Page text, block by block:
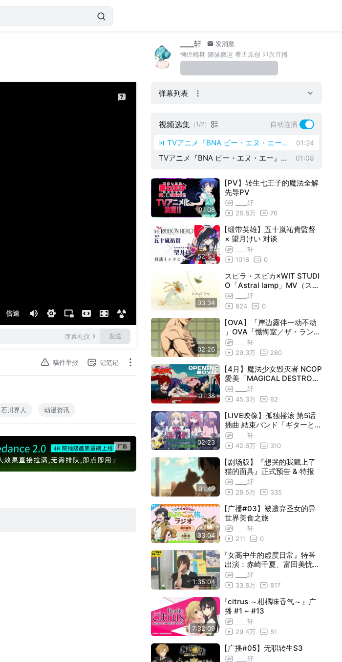
倍速
弹幕礼仪 发送
稿件举报 记笔记
石川界人 动漫资讯
____轩
发消息
懒癌晚期 随缘搬运 看天原创 即兴直播
弹幕列表
视频选集 （1/2） 自动连播
TVアニメ『BNA ビー・エヌ・エー』
第2弾PV
01:24
TVアニメ『BNA ビー・エヌ・エー』第
01:08
01:08
【PV】转生七王子的魔法全解
先导PV
____轩
26.8万
76
52:53
【缎带英雄】五十嵐祐貴監督
× 望月けい 对谈
____轩
1018
0
03:34
スピラ・スピカ×WIT STUDI
O「Astral lamp」MV（スピ
ラ・スピカ 8th Anniversary
Song）
____轩
824
0
02:26
【OVA】「岸边露伴一动不动
」OVA「懺悔室／ザ・ラン」
新PV ____轩
29.3万
280
01:38
【4月】魔法少女毁灭者 NCOP
愛美「MAGICAL DESTROYE
R」
____轩
45.3万
62
02:23
【LIVE映像】孤独摇滚 第5话
插曲 結束バンド「ギターと孤
独と蒼い惑星」LIVE at STA
RRY
____轩
42.6万
310
01:49
【剧场版】『想哭的我戴上了
猫的面具』正式预告 & 特报
____轩
28.5万
335
33:04
【广播#03】被遗弃圣女的异
世界美食之旅
____轩
211
0
1:35:04
『女高中生的虚度日常』特番
出演：赤崎千夏、富田美忧、
佐藤聪美、兴津和幸
____轩
33.8万
817
7:32:09
『citrus ～柑橘味香气～』广
播 #1 ~ #13
____轩
29.4万
51
【广播#05】无职转生S3
____轩